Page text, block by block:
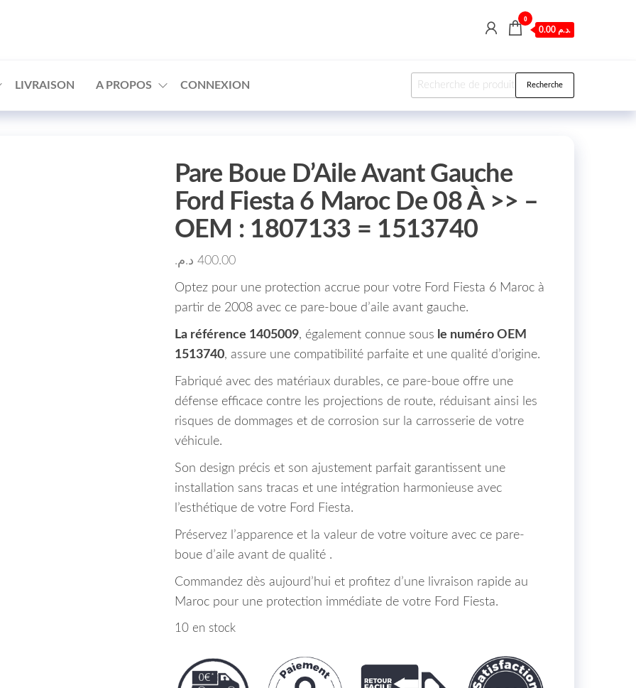
0
0.00 د.م.
LIVRAISON A PROPOS CONNEXION Recherche pour : Recherche
Pare Boue D’Aile Avant Gauche
Ford Fiesta 6 Maroc De 08 À >> –
OEM : 1807133 = 1513740
400.00 د.م.
Optez pour une protection accrue pour votre Ford Fiesta 6 Maroc à
partir de 2008 avec ce pare-boue d’aile avant gauche.
La référence 1405009, également connue sous le numéro OEM
1513740, assure une compatibilité parfaite et une qualité d’origine.
Fabriqué avec des matériaux durables, ce pare-boue offre une
défense efficace contre les projections de route, réduisant ainsi les
risques de dommages et de corrosion sur la carrosserie de votre
véhicule.
Son design précis et son ajustement parfait garantissent une
installation sans tracas et une intégration harmonieuse avec
l’esthétique de votre Ford Fiesta.
Préservez l’apparence et la valeur de votre voiture avec ce pare-
boue d’aile avant de qualité .
Commandez dès aujourd’hui et profitez d’une livraison rapide au
Maroc pour une protection immédiate de votre Ford Fiesta.
10 en stock